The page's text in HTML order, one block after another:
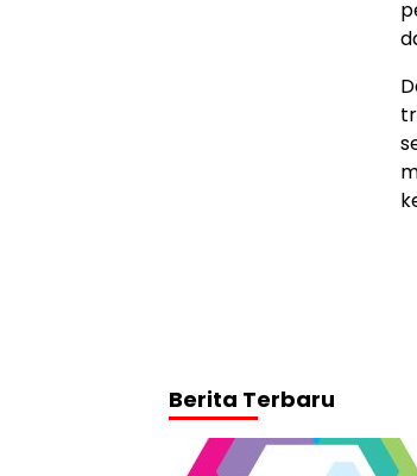
Berita Terbaru